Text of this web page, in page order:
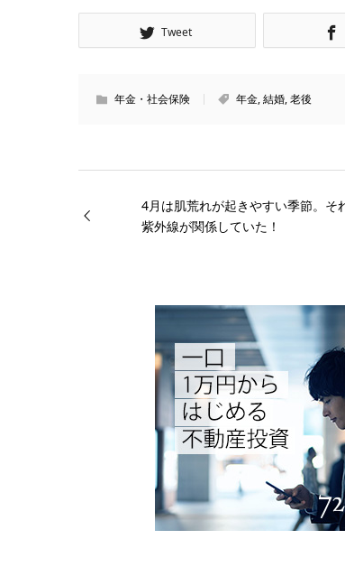
Tweet
年金・社会保険 年金,結婚,老後
4月は肌荒れが起きやすい季節。そ
紫外線が関係していた！